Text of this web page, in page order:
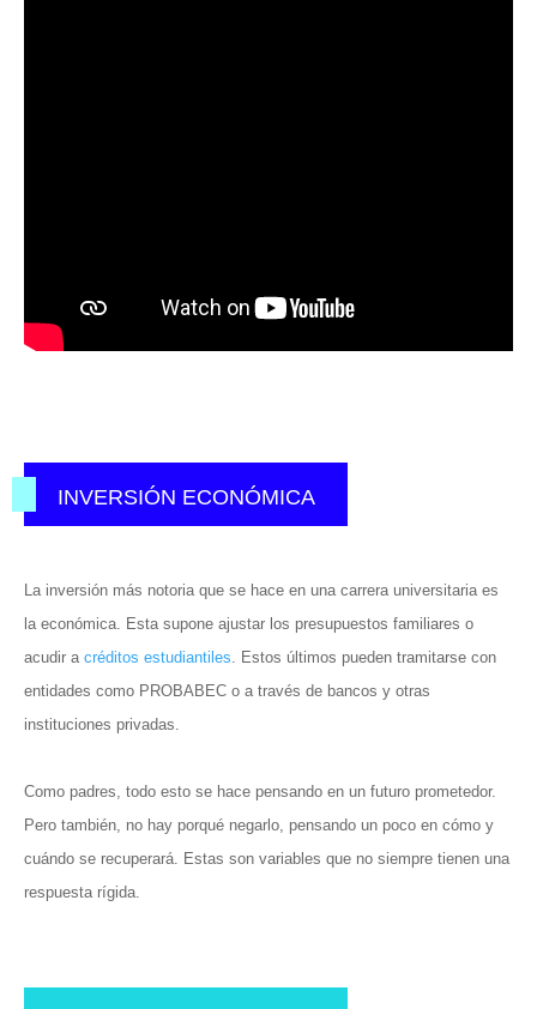
INVERSIÓN ECONÓMICA
La inversión más notoria que se hace en una carrera universitaria es
la económica. Esta supone ajustar los presupuestos familiares o
acudir a créditos estudiantiles. Estos últimos pueden tramitarse con
entidades como PROBABEC o a través de bancos y otras
instituciones privadas.
Como padres, todo esto se hace pensando en un futuro prometedor.
Pero también, no hay porqué negarlo, pensando un poco en cómo y
cuándo se recuperará. Estas son variables que no siempre tienen una
respuesta rígida.